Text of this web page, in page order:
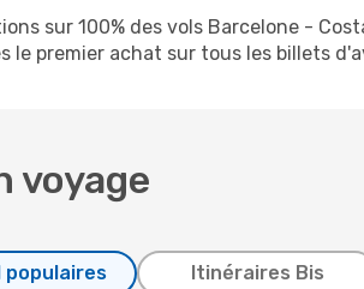
sur 100% des vols Barcelone -
le premier achat sur tous les billets
voyage
populaires Itinéraires Bis